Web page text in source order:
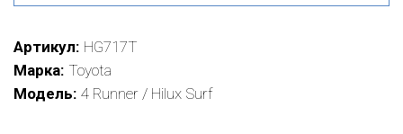
Артикул HG717T
Марка Toyota
Модель 4 Runner / Hilux Surf